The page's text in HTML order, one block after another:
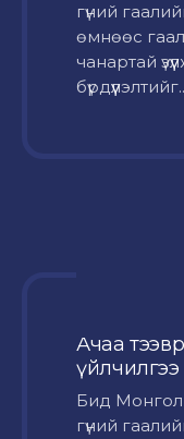
гүний
өмнөөс
чанартай
Ачаа
үйлчилгээ
Бид Монгол
гүний